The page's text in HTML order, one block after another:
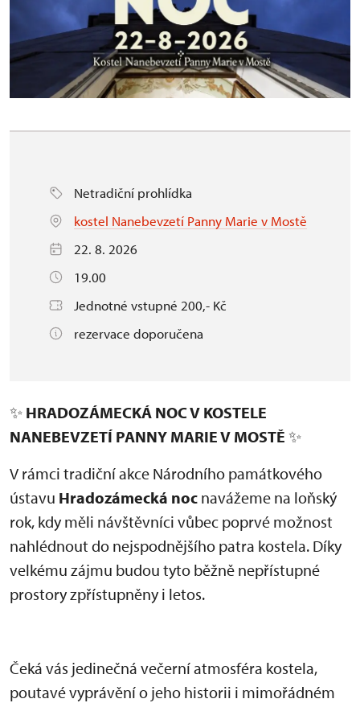
Netradiční prohlídka
kostel Nanebevzetí Panny Marie v Mostě
22. 8. 2026
19.00
Jednotné vstupné 200,- Kč
rezervace doporučena
✨ HRADOZÁMECKÁ NOC V KOSTELE
NANEBEVZETÍ PANNY MARIE V MOSTĚ ✨
V rámci tradiční akce Národního památkového
ústavu Hradozámecká noc navážeme na loňský
rok, kdy měli návštěvníci vůbec poprvé možnost
nahlédnout do nejspodnějšího patra kostela. Díky
velkému zájmu budou tyto běžně nepřístupné
prostory zpřístupněny i letos.
Čeká vás jedinečná večerní atmosféra kostela,
poutavé vyprávění o jeho historii i mimořádném